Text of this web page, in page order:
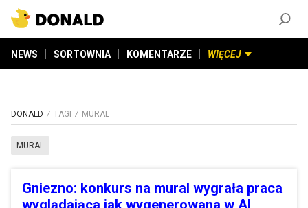
NEWS SORTOWNIA KOMENTARZE WIĘCEJ
DONALD TAGI MURAL
MURAL
Gniezno: konkurs na mural wygrała praca
wyglądająca jak wygenerowana w AI